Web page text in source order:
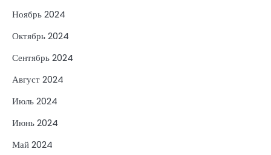
Ноябрь 2024
Октябрь 2024
Сентябрь 2024
Август 2024
Июль 2024
Июнь 2024
Май 2024